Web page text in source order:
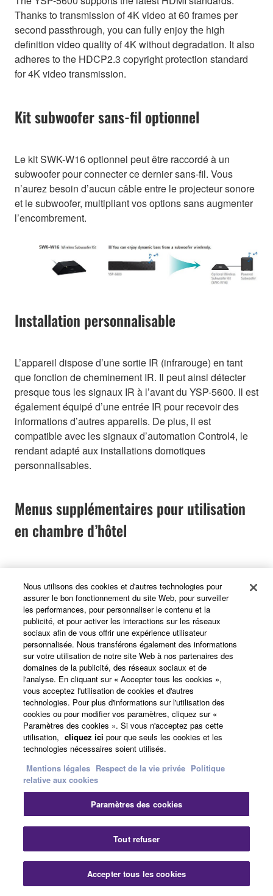
Thanks to transmission of 4K video at 60 frames per
second passthrough, you can fully enjoy the high
definition video quality of 4K without degradation. It also
adheres to the HDCP2.3 copyright protection standard
for 4K video transmission.
Kit subwoofer sans-fil optionnel
Le kit SWK-W16 optionnel peut être raccordé à un
subwoofer pour connecter ce dernier sans-fil. Vous
n’aurez besoin d’aucun câble entre le projecteur sonore
et le subwoofer, multipliant vos options sans augmenter
l’encombrement.
Installation personnalisable
L’appareil dispose d’une sortie IR (infrarouge) en tant
que fonction de cheminement IR. Il peut ainsi détecter
presque tous les signaux IR à l’avant du YSP-5600. Il est
également équipé d’une entrée IR pour recevoir des
informations d’autres appareils. De plus, il est
compatible avec les signaux d’automation Control4, le
rendant adapté aux installations domotiques
personnalisables.
Menus supplémentaires pour utilisation
en chambre d’hôtel
Des menus supplémentaires proposent des réglages
permettant de bloquer certaines fonctions pour des
clients d’hôtel. Par exemple, avec l’option Turn-On
Volume : quand l’appareil est allumé le volume est
automatiquement réglé à un niveau raisonnable pour
éviter les surprises. L’option Max Volume plafonne le
volume, et Input Lock empêche un changement de
réglages par mégarde.
Autres Fonctions Notables
tout en maintenant la qualité audio globale
Music Enhancer améliore le son des sources
compressées.
Le DRC Adaptatif permet le réglage du volume et de la
plage dynamique.
OSD en surimpression à l'image en plusieurs langues
Nous utilisons des cookies et d'autres technologies pour
assurer le bon fonctionnement du site Web, pour surveiller
les performances, pour personnaliser le contenu et la
publicité, et pour activer les interactions sur les réseaux
sociaux afin de vous offrir une expérience utilisateur
personnalisée. Nous transférons également des informations
sur votre utilisation de notre site Web à nos partenaires des
domaines de la publicité, des réseaux sociaux et de
l'analyse. En cliquant sur « Accepter tous les cookies »,
vous acceptez l'utilisation de cookies et d'autres
technologies. Pour plus d'informations sur l'utilisation des
cookies ou pour modifier vos paramètres, cliquez sur «
Paramètres des cookies ». Si vous n'acceptez pas cette
utilisation, cliquez ici pour que seuls les cookies et les
technologies nécessaires soient utilisés.
Mentions légales Respect de la vie privée Politique
relative aux cookies
Paramètres des cookies
Tout refuser
Accepter tous les cookies